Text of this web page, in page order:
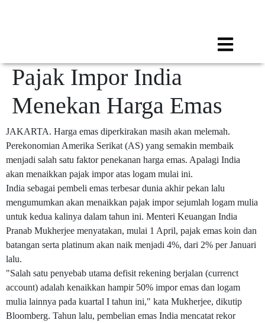
Pajak Impor India
Menekan Harga Emas
JAKARTA. Harga emas diperkirakan masih akan melemah.
Perekonomian Amerika Serikat (AS) yang semakin membaik
menjadi salah satu faktor penekanan harga emas. Apalagi India
akan menaikkan pajak impor atas logam mulai ini.
India sebagai pembeli emas terbesar dunia akhir pekan lalu
mengumumkan akan menaikkan pajak impor sejumlah logam mulia
untuk kedua kalinya dalam tahun ini. Menteri Keuangan India
Pranab Mukherjee menyatakan, mulai 1 April, pajak emas koin dan
batangan serta platinum akan naik menjadi 4%, dari 2% per Januari
lalu.
"Salah satu penyebab utama defisit rekening berjalan (currenct
account) adalah kenaikkan hampir 50% impor emas dan logam
mulia lainnya pada kuartal I tahun ini," kata Mukherjee, dikutip
Bloomberg. Tahun lalu, pembelian emas India mencatat rekor